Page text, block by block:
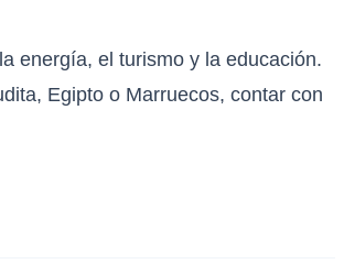
energía, el turismo y la educación.
Egipto o Marruecos, contar con